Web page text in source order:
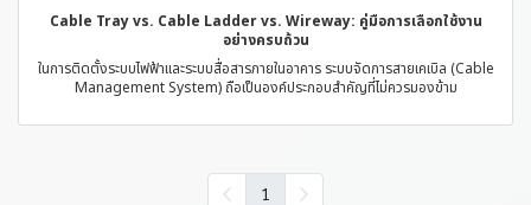
Cable Tray vs. Cable Ladder vs. Wireway: คู่มือการเลือกใช้งาน
อย่างครบถ้วน
ในการติดตั้งระบบไฟฟ้าและระบบสื่อสารภายในอาคาร ระบบจัดการสายเคเบิล (Cable
Management System) ถือเป็นองค์ประกอบสำคัญที่ไม่ควรมองข้าม
1